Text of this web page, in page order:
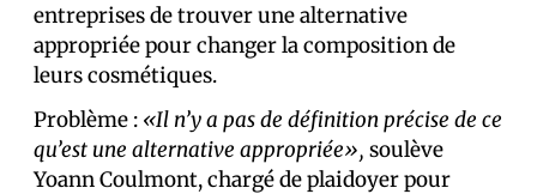
entreprises de trouver une alternative
appropriée pour changer la composition de
leurs cosmétiques.
Problème : «Il n’y a pas de définition précise de ce
qu’est une alternative appropriée», soulève
Yoann Coulmont, chargé de plaidoyer pour